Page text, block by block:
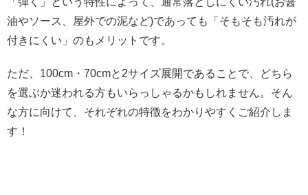
油やソース、屋外での泥など)であっても「そもそも汚れが
付きにくい」のもメリットです。
ただ、100cm・70cmと2サイズ展開であることで、どちら
を選ぶか迷われる方もいらっしゃるかもしれません。そん
な方に向けて、それぞれの特徴をわかりやすくご紹介しま
す！